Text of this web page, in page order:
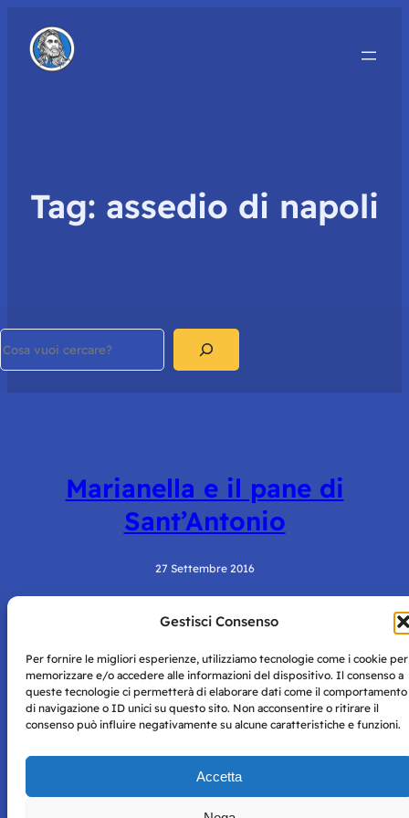
Gestisci Consenso
Per fornire le migliori esperienze, utilizziamo tecnologie come i cookie per
memorizzare e/o accedere alle informazioni del dispositivo. Il consenso a
queste tecnologie ci permetterà di elaborare dati come il comportamento
di navigazione o ID unici su questo sito. Non acconsentire o ritirare il
consenso può influire negativamente su alcune caratteristiche e funzioni.
Accetta
Tag: assedio di napoli
Marianella e il pane di
Sant’Antonio
27 Settembre 2016
Napoli con autorizzazione numero 38 del 25/9/2019.
Tutte le immagini e i contenuti su questo sito sono forniti